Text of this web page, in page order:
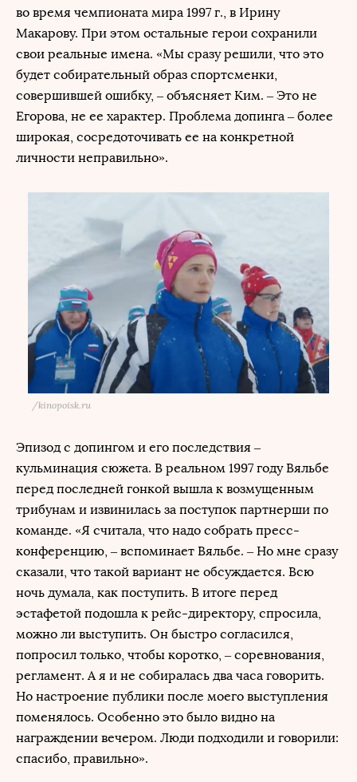
во время чемпионата мира 1997 г., в Ирину
Макарову. При этом остальные герои сохранили
свои реальные имена. «Мы сразу решили, что это
будет собирательный образ спортсменки,
совершившей ошибку, – объясняет Ким. – Это не
Егорова, не ее характер. Проблема допинга – более
широкая, сосредоточивать ее на конкретной
личности неправильно».
/kinopoisk.ru
Эпизод с допингом и его последствия –
кульминация сюжета. В реальном 1997 году Вяльбе
перед последней гонкой вышла к возмущенным
трибунам и извинилась за поступок партнерши по
команде. «Я считала, что надо собрать пресс-
конференцию, – вспоминает Вяльбе. – Но мне сразу
сказали, что такой вариант не обсуждается. Всю
ночь думала, как поступить. В итоге перед
эстафетой подошла к рейс-директору, спросила,
можно ли выступить. Он быстро согласился,
попросил только, чтобы коротко, – соревнования,
регламент. А я и не собиралась два часа говорить.
Но настроение публики после моего выступления
поменялось. Особенно это было видно на
награждении вечером. Люди подходили и говорили:
спасибо, правильно».